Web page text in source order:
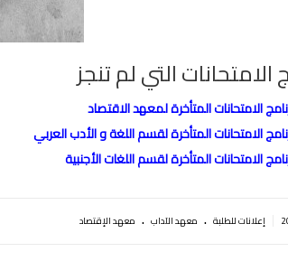
الامتحانات التي لم تنجز
الامتحانات المتأخرة لمعهد الاقتصاد
الامتحانات المتأخرة لقسم اللغة و اﻷدب العربي
الامتحانات المتأخرة لقسم اللغات اﻷجنبية
إعلانات للطلبة . معهد الآداب . معهد الإقتصاد